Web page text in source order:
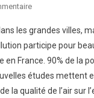
Sur
Effets
Délétères
De
La
Pollution
les grandes villes,
participe pour
en France. 90% de la
études mettent
la qualité de l’air sur